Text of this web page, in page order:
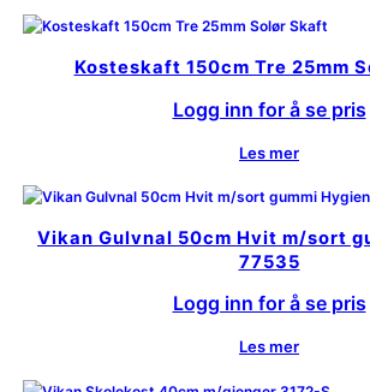
Kosteskaft 150cm Tre 25mm
Logg inn for å se pris
Les mer
Vikan Gulvnal 50cm Hvit m/sort
77535
Logg inn for å se pris
Les mer